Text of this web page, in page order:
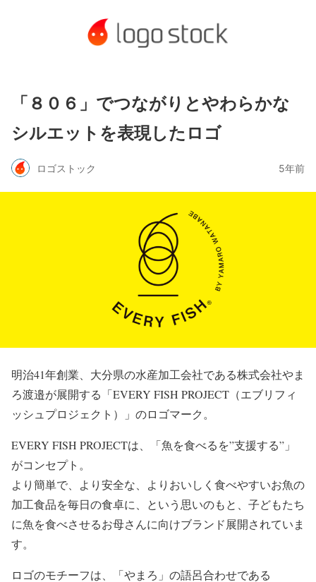
「８０６」でつながりとやわらかな
シルエットを表現したロゴ
ロゴストック 5年前
明治41年創業、大分県の水産加工会社である株式会社やま
ろ渡邉が展開する「EVERY FISH PROJECT（エブリフィ
ッシュプロジェクト）」のロゴマーク。
EVERY FISH PROJECTは、「魚を食べるを”支援する”」
がコンセプト。
より簡単で、より安全な、よりおいしく食べやすいお魚の
加工食品を毎日の食卓に、という思いのもと、子どもたち
に魚を食べさせるお母さんに向けブランド展開されていま
す。
ロゴのモチーフは、「やまろ」の語呂合わせである